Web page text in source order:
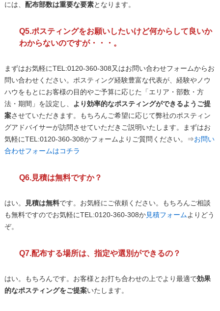
には、 配布部数は重要な要素となります。
Q5.ポスティングをお願いしたいけど何からして良いか
わからないのですが・・・。
まずはお気軽にTEL:0120-360-308又はお問い合わせフォームからお
問い合わせください。ポスティング経験豊富な代表が、経験やノウ
ハウをもとにお客様の目的やご予算に応じた「エリア・部数・方
法・期間」を設定し、
より効率的なポスティングができるようご提
案させていただきます。もちろんご希望に応じて弊社のポスティン
グアドバイサーが訪問させていただきご説明いたします。まずはお
気軽にTEL:0120-360-308かフォームよりご質問ください。⇒お問い
合わせフォームはコチラ
Q6.見積は無料ですか？
はい。 見積は無料です。お気軽にご依頼ください。もちろんご相談
も無料ですのでお気軽にTEL:0120-360-308か見積フォームよりどう
ぞ。
Q7.配布する場所は、指定や選別ができるの？
はい。もちろんです。お客様とお打ち合わせの上でより最適で効果
的なポスティングをご提案いたします。